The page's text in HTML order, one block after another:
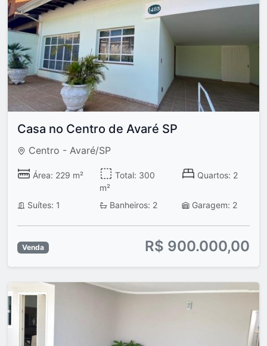
Casa no Centro de Avaré SP
Centro - Avaré/SP
Área: 229 m²
Total: 300
m²
Quartos: 2
Suítes: 1 Banheiros: 2 Garagem: 2
Venda R$ 900.000,00